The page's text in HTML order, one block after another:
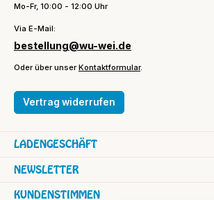
Mo-Fr, 10:00 - 12:00 Uhr
Via E-Mail:
bestellung@wu-wei.de
Oder über unserKontaktformular.
Vertrag widerrufen
NEWSLETTER
KUNDENSTIMMEN
LADENGESCHÄFT